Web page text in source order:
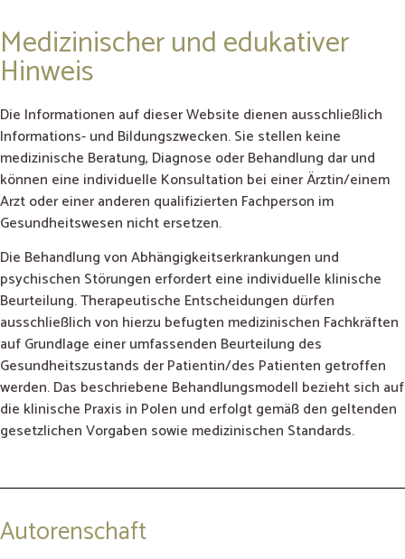
Medizinischer und edukativer
Hinweis
Die Informationen auf dieser Website dienen ausschließlich
Informations- und Bildungszwecken. Sie stellen keine
medizinische Beratung, Diagnose oder Behandlung dar und
können eine individuelle Konsultation bei einer Ärztin/einem
Arzt oder einer anderen qualifizierten Fachperson im
Gesundheitswesen nicht ersetzen.
Die Behandlung von Abhängigkeitserkrankungen und
psychischen Störungen erfordert eine individuelle klinische
Beurteilung. Therapeutische Entscheidungen dürfen
ausschließlich von hierzu befugten medizinischen Fachkräften
auf Grundlage einer umfassenden Beurteilung des
Gesundheitszustands der Patientin/des Patienten getroffen
werden. Das beschriebene Behandlungsmodell bezieht sich auf
die klinische Praxis in Polen und erfolgt gemäß den geltenden
gesetzlichen Vorgaben sowie medizinischen Standards.
Autorenschaft